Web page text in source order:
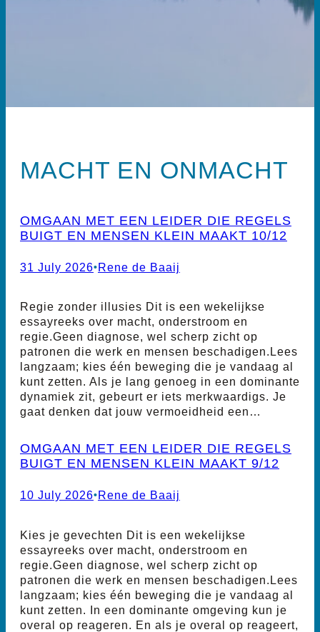
MACHT EN ONMACHT
OMGAAN MET EEN LEIDER DIE REGELS
BUIGT EN MENSEN KLEIN MAAKT 10/12
31 July 2026•Rene de Baaij
Regie zonder illusies Dit is een wekelijkse
essayreeks over macht, onderstroom en
regie.Geen diagnose, wel scherp zicht op
patronen die werk en mensen beschadigen.Lees
langzaam; kies één beweging die je vandaag al
kunt zetten. Als je lang genoeg in een dominante
dynamiek zit, gebeurt er iets merkwaardigs. Je
gaat denken dat jouw vermoeidheid een…
OMGAAN MET EEN LEIDER DIE REGELS
BUIGT EN MENSEN KLEIN MAAKT 9/12
10 July 2026•Rene de Baaij
Kies je gevechten Dit is een wekelijkse
essayreeks over macht, onderstroom en
regie.Geen diagnose, wel scherp zicht op
patronen die werk en mensen beschadigen.Lees
langzaam; kies één beweging die je vandaag al
kunt zetten. In een dominante omgeving kun je
overal op reageren. En als je overal op reageert,